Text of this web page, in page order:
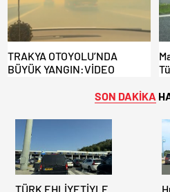
TRAKYA OTOYOLU’NDA
BÜYÜK YANGIN:VİDEO
SON DAKİKA
TÜRK EHLİYETİYLE